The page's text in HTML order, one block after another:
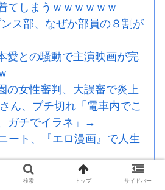
てしまうｗｗｗｗｗｗ
ンス部、なぜか部員の８割が
愛との騒動で主演映画が完
の女性審判、大誤審で炎上
ん、ブチ切れ「電車内でこ
ガチでイラネ」→
ート、『エロ漫画』で人生
検索 トップ サイドバー